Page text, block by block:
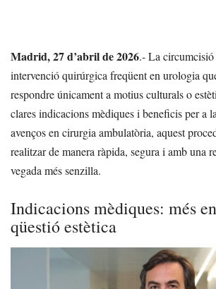
Madrid, 27 d’abril de 2026.- La circumcisió
intervenció quirúrgica freqüent en urologia
respondre únicament a motius culturals o
clares indicacions mèdiques i beneficis per a
avenços en cirurgia ambulatòria, aquest
realitzar de manera ràpida, segura i amb una
vegada més senzilla.
Indicacions mèdiques: més
qüestió estètica